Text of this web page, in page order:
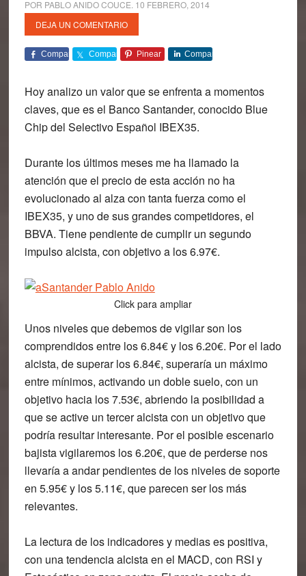
POR PABLO ANIDO COUCE 10 FEBRERO, 2014
DEJA UN COMENTARIO
Comparte Comparte Pinear Comparte
Hoy analizo un valor que se enfrenta a momentos
claves, que es el Banco Santander, conocido Blue
Chip del Selectivo Español IBEX35.
Durante los últimos meses me ha llamado la
atención queel precio de esta acción no ha
evolucionado al alza con tanta fuerza como el
IBEX35, y uno de sus grandes competidores, el
BBVA. Tiene pendiente de cumplir un segundo
impulso alcista, con objetivo a los 6.97€.
Click para ampliar
Unos niveles que debemos de vigilar son los
comprendidosentre los 6.84€ y los 6.20€. Por el lado
alcista, de superar los 6.84€, superaría un máximo
entre mínimos, activando un doble suelo, con un
objetivo hacia los 7.53€, abriendo la posibilidad a
que se active un tercer alcista con un objetivo que
podría resultar interesante. Por el posible escenario
bajista vigilaremos los 6.20€, que de perderse nos
llevaría a andar pendientes de los niveles de soporte
en 5.95€ y los 5.11€, que parecen ser los más
relevantes.
La lectura de los indicadores y medias es positiva,
con una tendencia alcista en el MACD, con RSI y